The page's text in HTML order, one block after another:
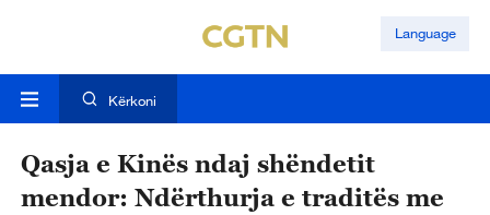
Language
Kërkoni
Qasja e Kinës ndaj shëndetit
mendor: Ndërthurja e traditës me